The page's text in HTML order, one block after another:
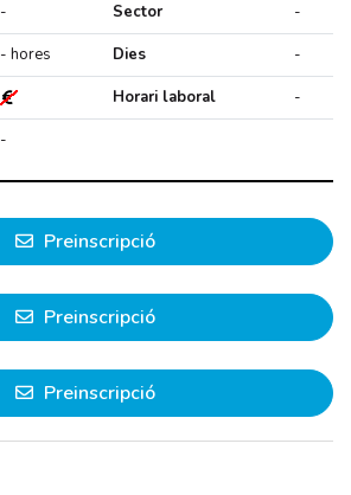
- Sector
-
- hores Dies
-
Horari laboral
-
-
Preinscripció
Preinscripció
Preinscripció